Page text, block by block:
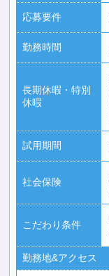
応募要件
勤務時間
長期休暇・特別
休暇
試用期間
社会保険
こだわり条件
勤務地&アクセス